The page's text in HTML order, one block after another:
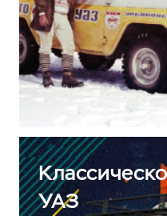
УАЗ